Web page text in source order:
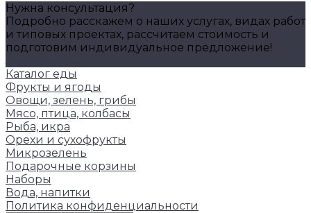
Нужна консультация?
Подробно расскажем о наших услугах, видах работ
и типовых проектах, рассчитаем стоимость и
подготовим индивидуальное предложение!
Каталог еды
Фрукты и ягоды
Овощи, зелень, грибы
Мясо, птица, колбасы
Рыба, икра
Орехи и сухофрукты
Микрозелень
Подарочные корзины
Наборы
Вода, напитки
Политика конфиденциальности